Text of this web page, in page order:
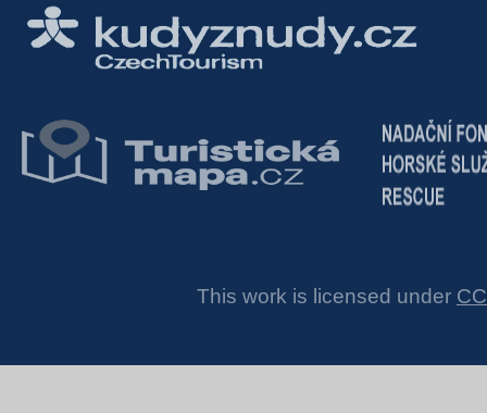
This work is licensed under